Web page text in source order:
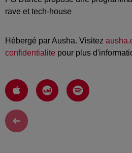
rave et tech-house
Hébergé par Ausha. Visitez
confidentialite pour plus